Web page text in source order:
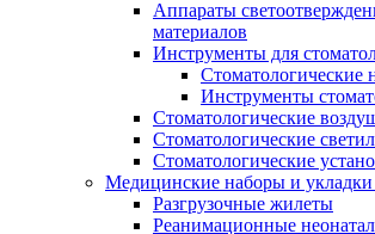
Аппараты
материалов
Инструменты для
Стоматологические
Инструменты
Стоматологические
Стоматологические
Стоматологические
Медицинские наборы и укладки
Разгрузочные жилеты
Реанимационные